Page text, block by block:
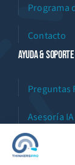
Programa
Contacto
Ayuda & Soporte
Preguntas
Asesoría IA
Asistente